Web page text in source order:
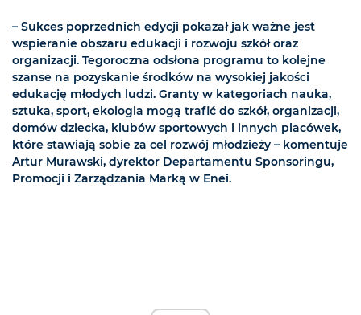
– Sukces poprzednich edycji pokazał jak ważne jest
wspieranie obszaru edukacji i rozwoju szkół oraz
organizacji. Tegoroczna odsłona programu to kolejne
szanse na pozyskanie środków na wysokiej jakości
edukację młodych ludzi. Granty w kategoriach nauka,
sztuka, sport, ekologia mogą trafić do szkół, organizacji,
domów dziecka, klubów sportowych i innych placówek,
które stawiają sobie za cel rozwój młodzieży – komentuje
Artur Murawski, dyrektor Departamentu Sponsoringu,
Promocji i Zarządzania Marką w Enei.